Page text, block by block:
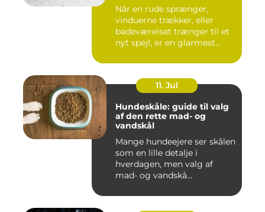
Når en rude sprænger,
vinduerne trækker, eller
badeværelset trænger til et
nyt spejl, er en glarmest...
11. Jul
Hundeskåle: guide til valg
af den rette mad- og
vandskål
Mange hundeejere ser skålen
som en lille detalje i
hverdagen, men valg af
mad- og vandskå...